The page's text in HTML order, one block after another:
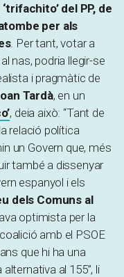
del PP, de
per als
. Per tant, votar a
nas, podria llegir-se
i pragmàtic de
Tardà, en un
, deia això: “Tant de
relació política
un Govern que, més
també a dissenyar
espanyol i els
dels Comuns al
optimista per la
amb el PSOE
que hi ha una
al 155”, li